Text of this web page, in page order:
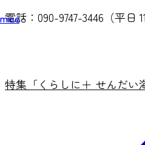
mice
電話：090-9747-3446（平日
特集「くらしに＋ せんだい